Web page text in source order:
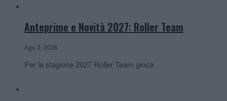
Anteprime e Novità 2027: Roller Team
Ago 3, 2026
Per la stagione 2027 Roller Team gioca